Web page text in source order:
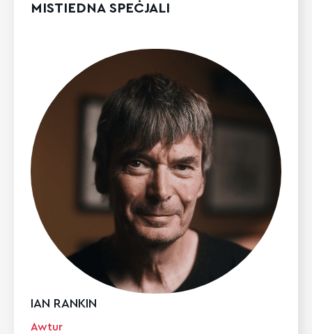
MISTIEDNA SPEĊJALI
IAN RANKIN
Awtur